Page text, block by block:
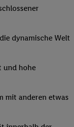
dynamische Welt
und hohe
mit anderen etwas